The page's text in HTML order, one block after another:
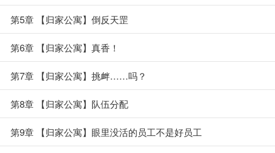
第5章 【归家公寓】倒反天罡
第6章 【归家公寓】真香！
第7章 【归家公寓】挑衅……吗？
第8章 【归家公寓】队伍分配
第9章 【归家公寓】眼里没活的员工不是好员工